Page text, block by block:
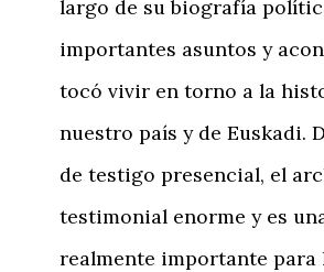
largo de su biografía
importantes asuntos y
tocó vivir en torno a la
nuestro país y de Euskadi.
de testigo presencial, el
testimonial enorme y es
realmente importante